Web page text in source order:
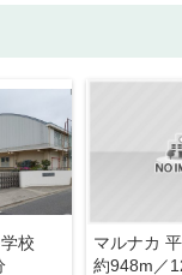
校
マルナカ
約948m／